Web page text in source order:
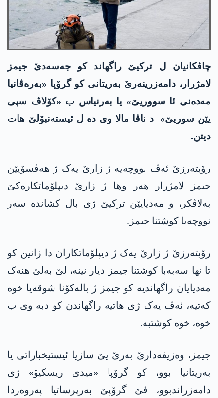
چاڤکانیان ل ترکیێ راگهاند کو جەسەدێ جیمز
لامژرار، دامەزرینەرێ بەریتانی كو گرۆپا «بەرەڤانیا
مەدەنی ئا سووریێ» یا بەرنیاس ب «کۆلاڤ سپی
یێن سوریێ» د ناڤا مالا وی دە ل ئیستەنبۆلێ هات
دیتن.
رۆیتەرزێ ئەڤ نووچەیە ژ زارێ یەک ژ هەڤسۆیێن
جیمز لامژرار هەر وها ژ زارێ دیپلۆماتکارەکێ
بەلاڤکر، و مەدیایێن ترکیێ ژی بال کشاندە سەر
نووچەیا کوشتنا جیمز.
رۆیتەرزێ ژ زارێ یەک ژ دیپلۆماتکاران دا زانین کو
تا نها سەبەبا کوشتنا جیمز دیار نینە، لێ بەلێ هنەک
مەدیایان راگهاندیە کو جیمز ژ بالەکۆنا شوقەیا خوە
کەتیە، ئەڤ یەک ژی هاتیە راگهاندن کو دبە وی ب
خوە، خوە کوشتبە.
جیمز، وەزیفەدارێ بەرێ یێ سازیا ئیستیخباراتی یا
بەریتانیا بوو، کو گرۆپا «میدی ریسکیۆ» ژی
دامەزراندبوو، ڤێ گرۆپێ بەرپرساتیا پەروەردا